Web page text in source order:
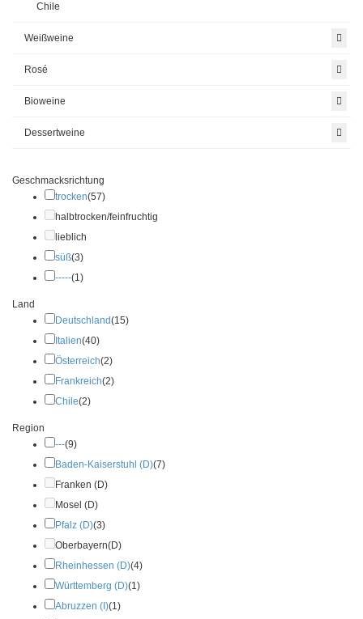
Chile
Weißweine
Rosé
Bioweine
Dessertweine
Geschmacksrichtung
trocken(57)
halbtrocken/feinfruchtig
lieblich
süß(3)
-----(1)
Land
Deutschland(15)
Italien(40)
Österreich(2)
Frankreich(2)
Chile(2)
Region
---(9)
Baden-Kaiserstuhl (D)(7)
Franken (D)
Mosel (D)
Pfalz (D)(3)
Oberbayern(D)
Rheinhessen (D)(4)
Württemberg (D)(1)
Abruzzen (I)(1)